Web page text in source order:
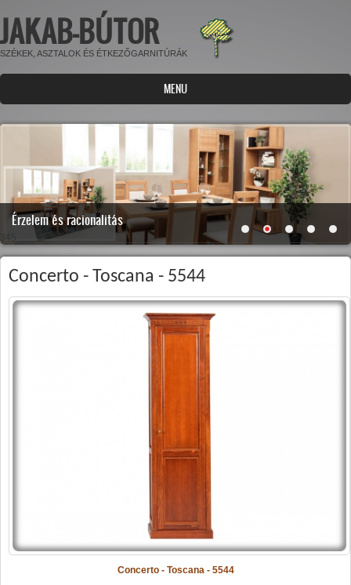
Ugrás a tartalomra
JAKAB-BÚTOR
SZÉKEK, ASZTALOK ÉS ÉTKEZŐGARNITÚRÁK
MENU
Érzelem és racionalitás
Concerto - Toscana - 5544
Concerto - Toscana - 5544